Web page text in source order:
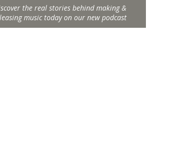
the real stories behind making &
music today on our new podcast